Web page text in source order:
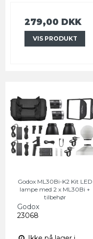
279,00 DKK
VIS PRODUKT
Godox ML30Bi-K2 Kit LED
lampe med 2 x ML30Bi +
tilbehør
Godox
23068